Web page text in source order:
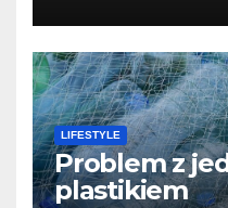
LIFESTYLE
Problem z
plastikiem